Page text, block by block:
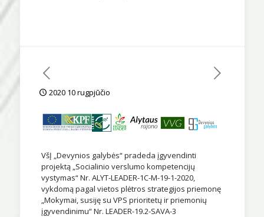
2020 10 rugpjūčio
VšĮ „Devynios galybės“ pradeda įgyvendinti
projektą „Socialinio verslumo kompetencijų
vystymas“ Nr. ALYT-LEADER-1C-M-19-1-2020,
vykdomą pagal vietos plėtros strategijos priemonę
„Mokymai, susiję su VPS prioritetų ir priemonių
įgyvendinimu“ Nr. LEADER-19.2-SAVA-3